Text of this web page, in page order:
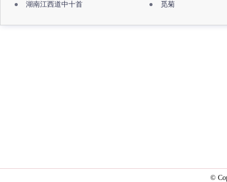
湖南江西道中十首 觅菊
©